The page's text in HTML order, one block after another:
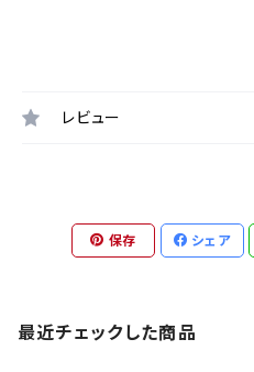
レビュー
保存 シェア
最近チェックした商品